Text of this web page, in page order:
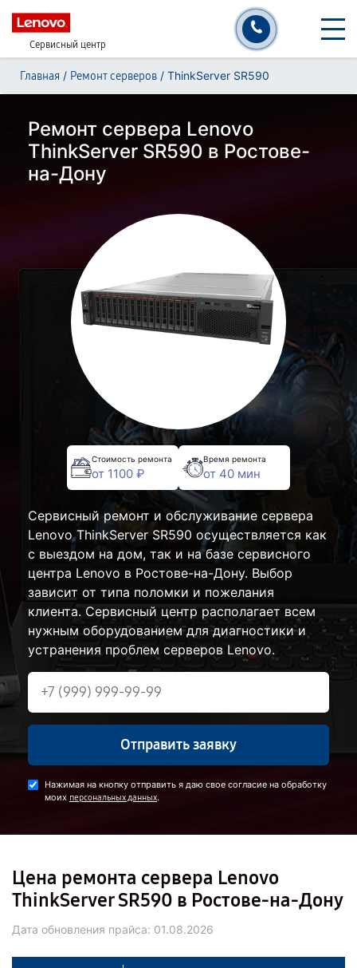
Сервисный центр
Главная / Ремонт серверов / ThinkServer SR590
Ремонт сервера Lenovo
ThinkServer SR590 в Ростове-
на-Дону
Стоимость ремонта
от 1100 ₽
Время ремонта
от 40 мин
Сервисный ремонт и обслуживание сервера
Lenovo ThinkServer SR590 осуществляется как
с выездом на дом, так и на базе сервисного
центра Lenovo в Ростове-на-Дону. Выбор
зависит от типа поломки и пожелания
клиента. Сервисный центр располагает всем
нужным оборудованием для диагностики и
устранения проблем серверов Lenovo.
Отправить заявку
Нажимая на кнопку отправить я даю свое согласие на обработку
моих персональных данных.
Цена ремонта сервера Lenovo
ThinkServer SR590 в Ростове-на-Дону
Дата обновления прайса: 01.08.2026